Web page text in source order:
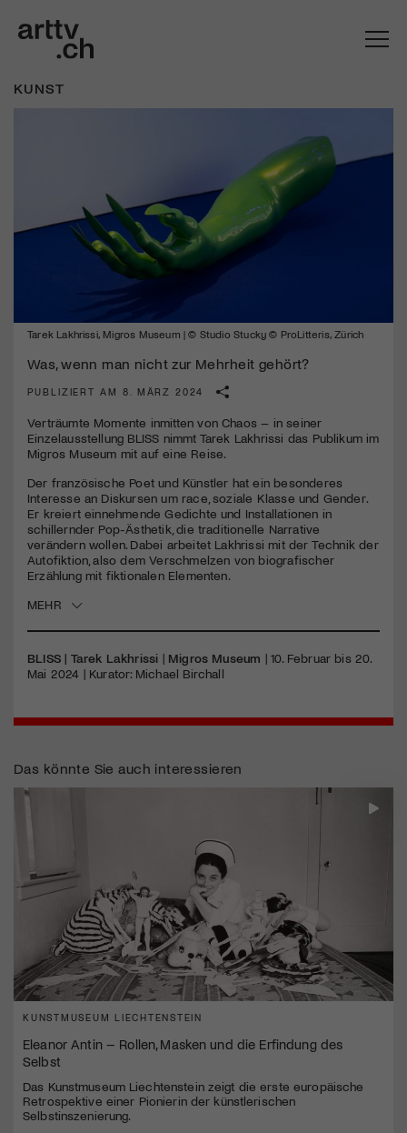
KUNST
Tarek Lakhrissi, Migros Museum | © Studio Stucky © ProLitteris, Zürich
Was, wenn man nicht zur Mehrheit gehört?
PUBLIZIERT AM 8. MÄRZ 2024
Verträumte Momente inmitten von Chaos – in seiner
Einzelausstellung BLISS nimmt Tarek Lakhrissi das Publikum im
Migros Museum mit auf eine Reise.
Der französische Poet und Künstler hat ein besonderes
Interesse an Diskursen um race, soziale Klasse und Gender.
Er kreiert einnehmende Gedichte und Installationen in
schillernder Pop-Ästhetik, die traditionelle Narrative
verändern wollen. Dabei arbeitet Lakhrissi mit der Technik der
Autofiktion, also dem Verschmelzen von biografischer
Erzählung mit fiktionalen Elementen.
MEHR
BLISS | Tarek Lakhrissi | Migros Museum | 10. Februar bis 20.
Mai 2024 | Kurator: Michael Birchall
Das könnte Sie auch interessieren
KUNSTMUSEUM LIECHTENSTEIN
Eleanor Antin – Rollen, Masken und die Erfindung des
Selbst
Das Kunstmuseum Liechtenstein zeigt die erste europäische
Retrospektive einer Pionierin der künstlerischen
Selbstinszenierung.
Engagiere dich als Kulturliebhaber:in, Kulturschaffende(r) oder
Kulturinstitution und unterstütze unsere Arbeit.
Mit deiner Mitgliedschaft erhältst du kostenlosen Zugang zu
diversen Kulturevents.
Jetzt Mitglied werden